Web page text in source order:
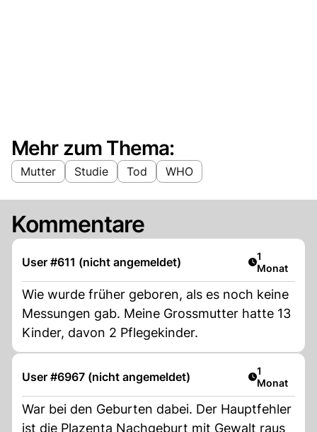
Mehr zum Thema:
Mutter Studie Tod WHO
Kommentare
User #611 (nicht angemeldet) Artikel
1
Monat
Wie wurde früher geboren, als es noch keine
Messungen gab. Meine Grossmutter hatte 13
Kinder, davon 2 Pflegekinder.
User #6967 (nicht angemeldet) Artikel
1
Monat
War bei den Geburten dabei. Der Hauptfehler
ist die Plazenta Nachgeburt mit Gewalt raus